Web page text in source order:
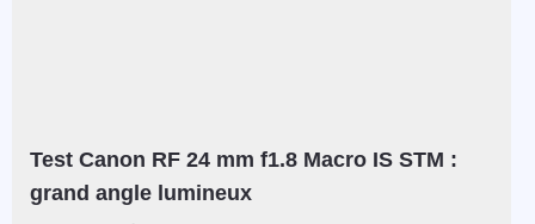
Test Canon RF 24 mm f1.8 Macro IS STM :
grand angle lumineux